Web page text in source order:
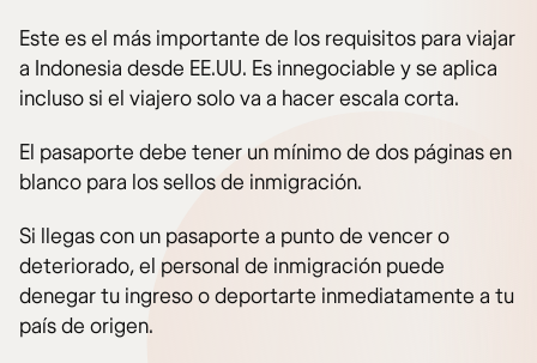
Este es el más importante de los requisitos para viajar
a Indonesia desde EE.UU. Es innegociable y se aplica
incluso si el viajero solo va a hacer escala corta.
El pasaporte debe tener un mínimo de dos páginas en
blanco para los sellos de inmigración.
Si llegas con un pasaporte a punto de vencer o
deteriorado, el personal de inmigración puede
denegar tu ingreso o deportarte inmediatamente a tu
país de origen.